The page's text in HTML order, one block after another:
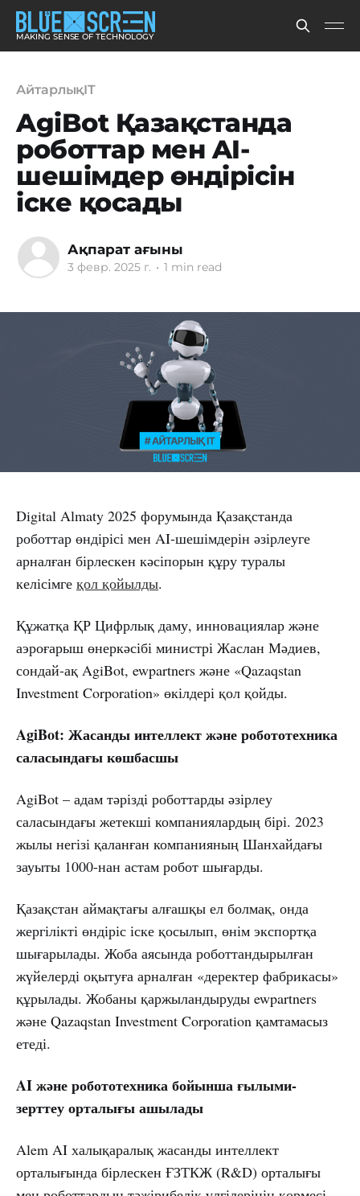
MAKING SENSE OF TECHNOLOGY
АйтарлықIT
AgiBot Қазақстанда
роботтар мен AI-
шешімдер өндірісін
іске қосады
Ақпарат ағыны
3 февр. 2025 г. • 1 min read
Digital Almaty 2025 форумында Қазақстанда
роботтар өндірісі мен AI-шешімдерін әзірлеуге
арналған бірлескен кәсіпорын құру туралы
келісімге қол қойылды.
Құжатқа ҚР Цифрлық даму, инновациялар және
аэроғарыш өнеркәсібі министрі Жаслан Мәдиев,
сондай-ақ AgiBot, ewpartners және «Qazaqstan
Investment Corporation» өкілдері қол қойды.
AgiBot: Жасанды интеллект және робототехника
саласындағы көшбасшы
AgiBot – адам тәрізді роботтарды әзірлеу
саласындағы жетекші компаниялардың бірі. 2023
жылы негізі қаланған компанияның Шанхайдағы
зауыты 1000-нан астам робот шығарды.
Қазақстан аймақтағы алғашқы ел болмақ, онда
жергілікті өндіріс іске қосылып, өнім экспортқа
шығарылады. Жоба аясында роботтандырылған
жүйелерді оқытуға арналған «деректер фабрикасы»
құрылады. Жобаны қаржыландыруды ewpartners
және Qazaqstan Investment Corporation қамтамасыз
етеді.
AI және робототехника бойынша ғылыми-
зерттеу орталығы ашылады
Alem AI халықаралық жасанды интеллект
орталығында бірлескен ҒЗТКЖ (R&D) орталығы